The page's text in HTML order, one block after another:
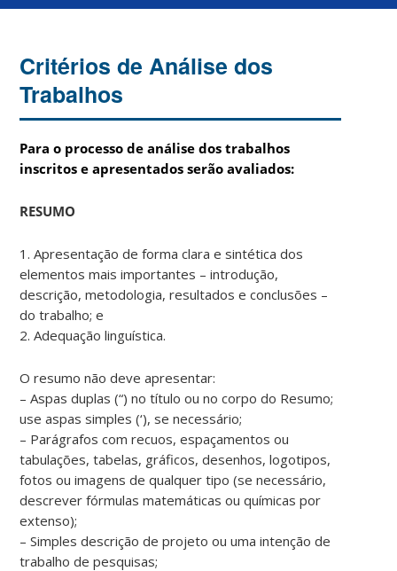
Critérios de Análise dos
Trabalhos
Para o processo de análise dos trabalhos
inscritos e apresentados serão avaliados:
RESUMO
1. Apresentação de forma clara e sintética dos
elementos mais importantes – introdução,
descrição, metodologia, resultados e conclusões –
do trabalho; e
2. Adequação linguística.
O resumo não deve apresentar:
– Aspas duplas (“) no título ou no corpo do Resumo;
use aspas simples (‘), se necessário;
– Parágrafos com recuos, espaçamentos ou
tabulações, tabelas, gráficos, desenhos, logotipos,
fotos ou imagens de qualquer tipo (se necessário,
descrever fórmulas matemáticas ou químicas por
extenso);
– Simples descrição de projeto ou uma intenção de
trabalho de pesquisas;